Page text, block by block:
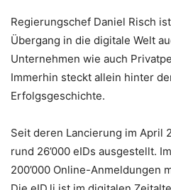
Regierungschef Daniel Risch
Übergang in die digitale Welt
Unternehmen wie auch
Immerhin steckt allein hinter
Erfolgsgeschichte.
Seit deren Lancierung im April
rund 26’000 eIDs ausgestellt.
200’000 Online-Anmeldungen